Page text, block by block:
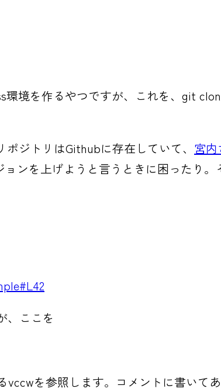
環境を作るやつですが、これを、git
ジトリはGithubに存在していて、 宮
ンを上げようと言うときに困ったり。
、ここを
を参照します。コメントに書いて